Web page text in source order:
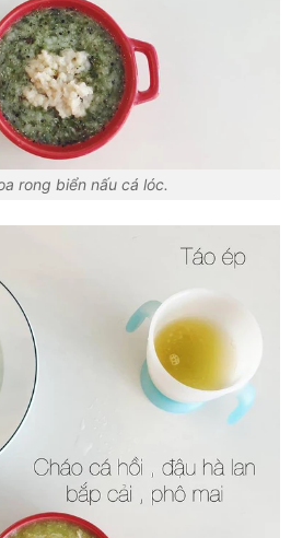
rong biển nấu cá lóc.